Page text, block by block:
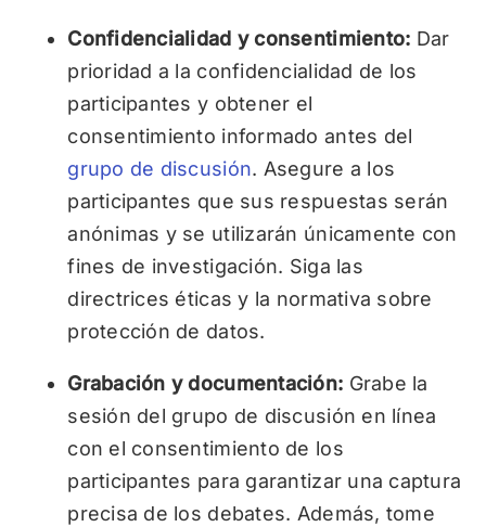
Confidencialidad y consentimiento: Dar
prioridad a la confidencialidad de los
participantes y obtener el
consentimiento informado antes del
grupo de discusión. Asegure a los
participantes que sus respuestas serán
anónimas y se utilizarán únicamente con
fines de investigación. Siga las
directrices éticas y la normativa sobre
protección de datos.
Grabación y documentación: Grabe la
sesión del grupo de discusión en línea
con el consentimiento de los
participantes para garantizar una captura
precisa de los debates. Además, tome